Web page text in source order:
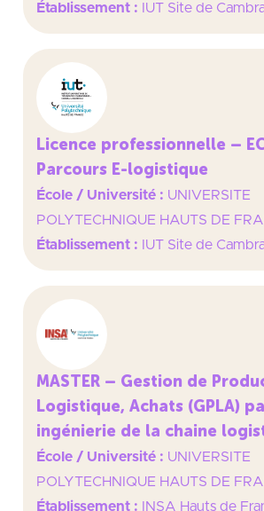
Établissement :
IUT Site de
Licence professionnelle –
Parcours E-logistique
École / Université : UNIVERSITE
POLYTECHNIQUE HAUTS DE
Établissement :
IUT Site de
MASTER – Gestion de
Logistique, Achats (GPLA)
ingénierie de la chaine
École / Université : UNIVERSITE
POLYTECHNIQUE HAUTS DE
Établissement :
INSA Hauts de